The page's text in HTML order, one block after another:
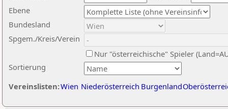
Ebene
Sortierung
Bundesland
Spgem./Kreis/Verein
Nur "österreichische" Spieler
Vereinslisten:Wien Niederösterreich Burgenland